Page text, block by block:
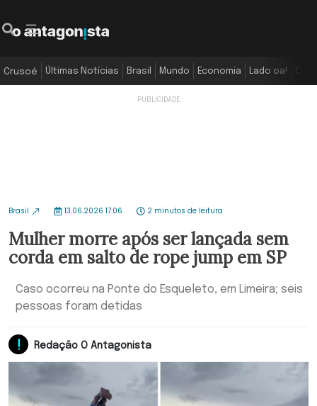
Crusoé Últimas Notícias Brasil Mundo Economia Lado oa!
Brasil 13.06.2026 17:06 2 minutos de leitura
Mulher morre após ser lançada sem
corda em salto de rope jump em SP
Caso ocorreu na Ponte do Esqueleto, em Limeira; seis
pessoas foram detidas
Redação O Antagonista